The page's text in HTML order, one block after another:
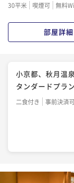
30平米 喫煙可 無料
部屋詳細
小京都、秋月温
タンダードプラ
二食付き 事前決済